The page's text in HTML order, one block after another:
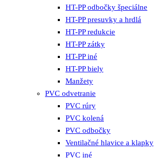
HT-PP odbočky špeciálne
HT-PP presuvky a hrdlá
HT-PP redukcie
HT-PP zátky
HT-PP iné
HT-PP biely
Manžety
PVC odvetranie
PVC rúry
PVC kolená
PVC odbočky
Ventilačné hlavice a klapky
PVC iné